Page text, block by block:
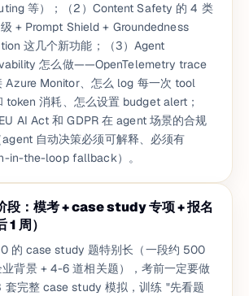
等）；（2）Content Safety 的 4 类
+ Prompt Shield + Groundedness
这几个新功能；（3）Agent
怎么做——OpenTelemetry trace
Azure Monitor、怎么 log 每一次 tool
token 消耗、怎么设置 budget alert；
EU AI Act 和 GDPR 在 agent 场景的合规
自动决策必须可解释、必须有
in-the-loop fallback）。
段：模考 + case study 专项 + 报名
1 周）
的 case study 题特别长（一段约 500
业背景 + 4-6 道相关题），考前一定要做
套完整 case study 模拟，训练 "先看题